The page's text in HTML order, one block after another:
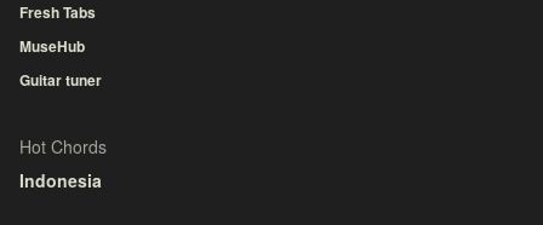
Fresh Tabs
MuseHub
Guitar tuner
Hot Chords
Indonesia